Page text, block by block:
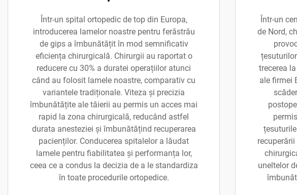
Într-un spital ortopedic de top din Europa,
introducerea lamelor noastre pentru ferăstrău
de gips a îmbunătățit în mod semnificativ
eficiența chirurgicală. Chirurgii au raportat o
reducere cu 30% a duratei operațiilor atunci
când au folosit lamele noastre, comparativ cu
variantele tradiționale. Viteza și precizia
îmbunătățite ale tăierii au permis un acces mai
rapid la zona chirurgicală, reducând astfel
durata anesteziei și îmbunătățind recuperarea
pacienților. Conducerea spitalelor a lăudat
lamele pentru fiabilitatea și performanța lor,
ceea ce a condus la decizia de a le standardiza
în toate procedurile ortopedice.
Într-un
de Nord,
trecerea
ale firmei
uneltelor